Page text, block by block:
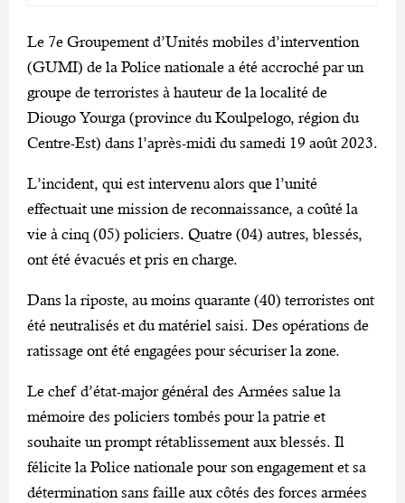
Le 7e Groupement d’Unités mobiles d’intervention
(GUMI) de la Police nationale a été accroché par un
groupe de terroristes à hauteur de la localité de
Diougo Yourga (province du Koulpelogo, région du
Centre-Est) dans l’après-midi du samedi 19 août 2023.
L’incident, qui est intervenu alors que l’unité
effectuait une mission de reconnaissance, a coûté la
vie à cinq (05) policiers. Quatre (04) autres, blessés,
ont été évacués et pris en charge.
Dans la riposte, au moins quarante (40) terroristes ont
été neutralisés et du matériel saisi. Des opérations de
ratissage ont été engagées pour sécuriser la zone.
Le chef d’état-major général des Armées salue la
mémoire des policiers tombés pour la patrie et
souhaite un prompt rétablissement aux blessés. Il
félicite la Police nationale pour son engagement et sa
détermination sans faille aux côtés des forces armées